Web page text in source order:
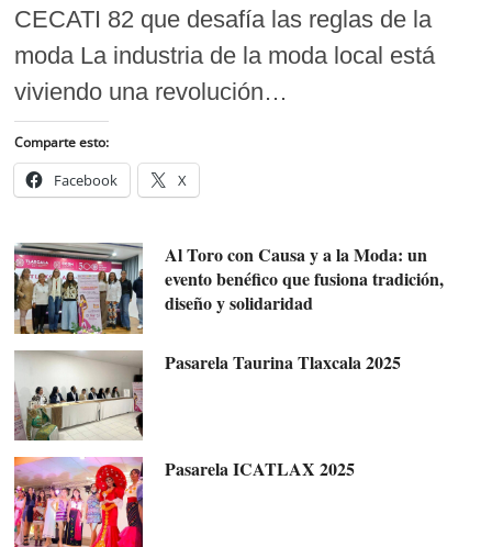
CECATI 82 que desafía las reglas de la
moda La industria de la moda local está
viviendo una revolución…
Comparte esto:
Facebook X
Al Toro con Causa y a la Moda: un
evento benéfico que fusiona tradición,
diseño y solidaridad
Pasarela Taurina Tlaxcala 2025
Pasarela ICATLAX 2025